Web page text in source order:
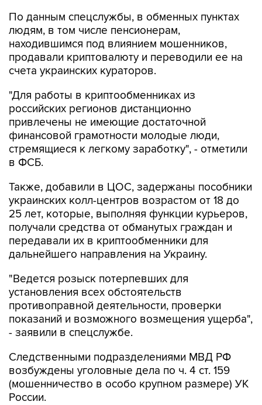
По данным спецслужбы, в обменных пунктах
людям, в том числе пенсионерам,
находившимся под влиянием мошенников,
продавали криптовалюту и переводили ее на
счета украинских кураторов.
"Для работы в криптообменниках из
российских регионов дистанционно
привлечены не имеющие достаточной
финансовой грамотности молодые люди,
стремящиеся к легкому заработку", - отметили
в ФСБ.
Также, добавили в ЦОС, задержаны пособники
украинских колл-центров возрастом от 18 до
25 лет, которые, выполняя функции курьеров,
получали средства от обманутых граждан и
передавали их в криптообменники для
дальнейшего направления на Украину.
"Ведется розыск потерпевших для
установления всех обстоятельств
противоправной деятельности, проверки
показаний и возможного возмещения ущерба",
- заявили в спецслужбе.
Следственными подразделениями МВД РФ
возбуждены уголовные дела по ч. 4 ст. 159
(мошенничество в особо крупном размере) УК
России.